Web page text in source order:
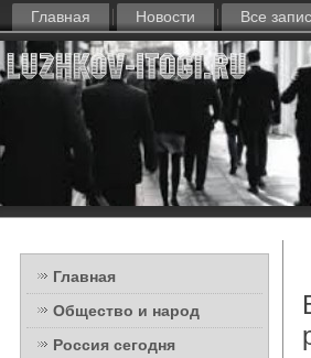
Главная Новости Все
Главная
Общество и народ
Россия сегодня